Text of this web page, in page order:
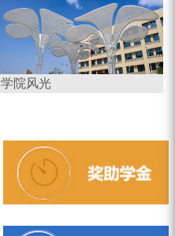
学院风光